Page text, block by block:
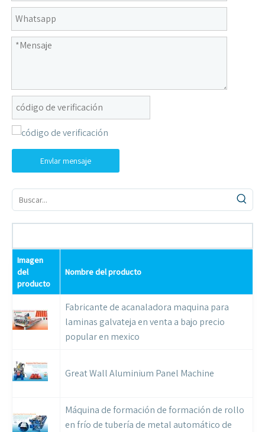
Envlar mensaje
Imagen
del
producto
Nombre del producto
Fabricante de acanaladora maquina para
laminas galvateja en venta a bajo precio
popular en mexico
Great Wall Aluminium Panel Machine
Máquina de formación de formación de rollo
en frío de tubería de metal automático de